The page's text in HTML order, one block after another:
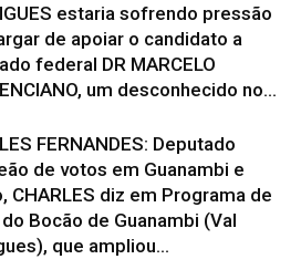
estaria sofrendo pressão
de apoiar o candidato a
federal DR MARCELO
um desconhecido no...
FERNANDES: Deputado
de votos em Guanambi e
CHARLES diz em Programa de
Bocão de Guanambi (Val
que ampliou...